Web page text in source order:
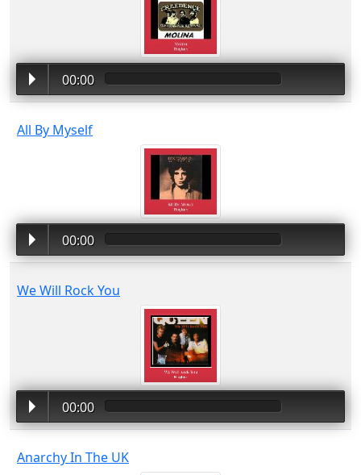
00:00
All By Myself
00:00
We Will Rock You
00:00
Anarchy In The UK